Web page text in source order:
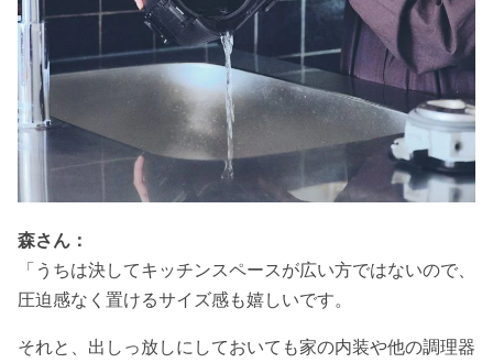
森さん：
「うちは決してキッチンスペースが広い方ではないので、
圧迫感なく置けるサイズ感も嬉しいです。
それと、出しっ放しにしておいても家の内装や他の調理器